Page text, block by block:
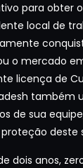
para obter
local de
o mercado
licença de
também
de sua
deste
dois anos,